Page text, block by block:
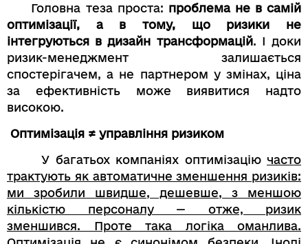
Головна теза проста: проблема не в самій
оптимізації, а в тому, що ризики не
інтегруються в дизайн трансформацій. І доки
ризик-менеджмент залишається
спостерігачем, а не партнером у змінах, ціна
за ефективність може виявитися надто
високою.
Оптимізація ≠ управління ризиком
У багатьох компаніях оптимізацію часто
трактують як автоматичне зменшення ризиків:
ми зробили швидше, дешевше, з меншою
кількістю персоналу — отже, ризик
зменшився. Проте така логіка оманлива.